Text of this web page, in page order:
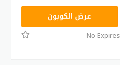
NEW20عرض الكوبون
No Expires